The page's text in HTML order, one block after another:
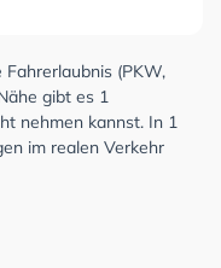
(PKW,
gibt es 1
nehmen kannst. In 1
im realen Verkehr